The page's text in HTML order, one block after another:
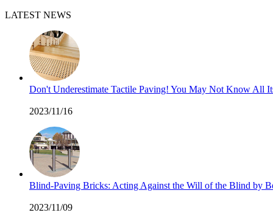
LATEST NEWS
Don't Underestimate Tactile Paving! You May Not Know All
2023/11/16
Blind-Paving Bricks: Acting Against the Will of the Blind by
2023/11/09